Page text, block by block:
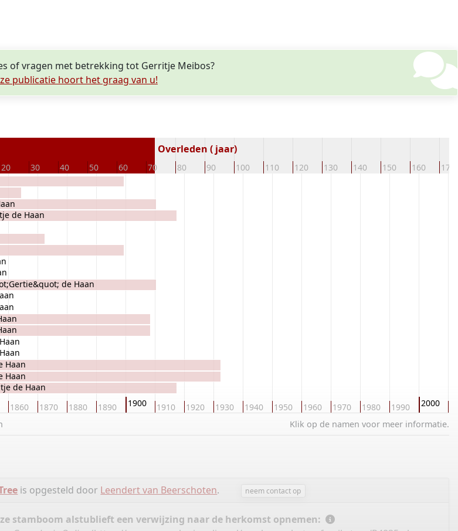
of vragen met betrekking tot Gerritje Meibos?
publicatie hoort het graag van u!
20 30 40 50 60 70 80 90 100 110 120 130 140 150 160 170
Overleden ( jaar)
1860 1870 1880 1890 1900 1910 1920 1930 1940 1950 1960 1970 1980 1990 2000
de Haan
Haan
Haan
de Haan
de Haan
Klik op de namen voor meer informatie.
is opgesteld door Leendert van Beerschoten. neem contact op
stamboom alstublieft een verwijzing naar de herkomst opnemen: